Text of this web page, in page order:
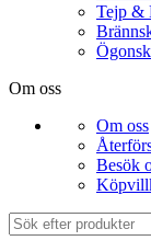
Tejp &
Om oss
Om oss
Besök